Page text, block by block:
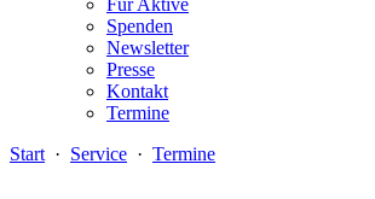
Für Aktive
Spenden
Newsletter
Presse
Kontakt
Termine
Start · Service · Termine